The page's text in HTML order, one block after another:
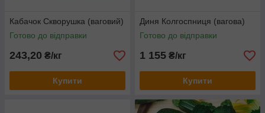
Кабачок Скворушка (ваговий)
Готово до відправки
243,20 ₴/кг
Купити
Диня Колгоспниця (вагова)
Готово до відправки
1 155 ₴/кг
Купити